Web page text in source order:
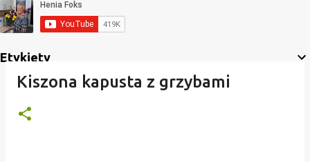
Etykiety
Kiszona kapusta z grzybami